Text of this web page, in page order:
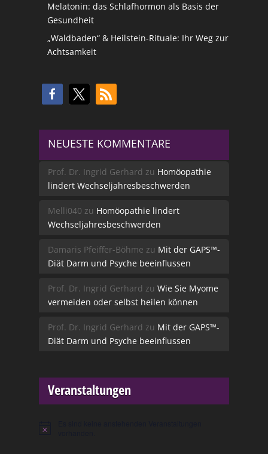
Melatonin: das Schlafhormon als Basis der
Gesundheit
„Waldbaden“ & Heilstein-Rituale: Ihr Weg zur
Achtsamkeit
NEUESTE KOMMENTARE
Prof. Dr. Ingrid Gerhard zu Homöopathie
lindert Wechseljahresbeschwerden
Melli040 zu Homöopathie lindert
Wechseljahresbeschwerden
Damaris Pfeiffer-Böhme zu Mit der GAPS™-
Diät Darm und Psyche beeinflussen
Prof. Dr. Ingrid Gerhard zu Wie Sie Myome
vermeiden oder selbst heilen können
Prof. Dr. Ingrid Gerhard zu Mit der GAPS™-
Diät Darm und Psyche beeinflussen
Veranstaltungen
Hinweis